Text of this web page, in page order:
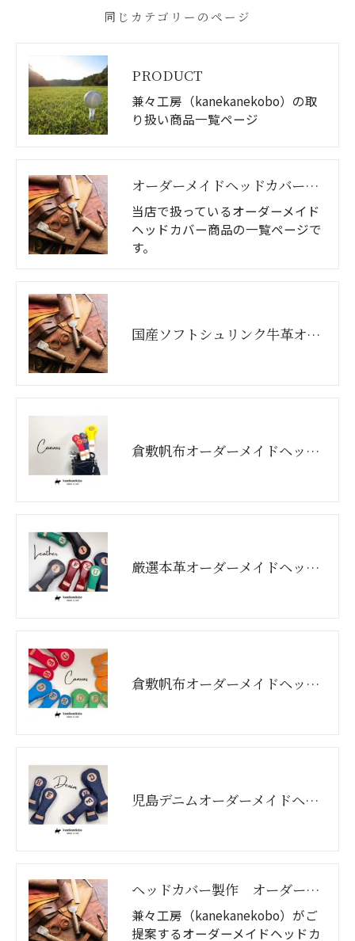
同じカテゴリーのページ
PRODUCT
兼々工房（kanekanekobo）の取
り扱い商品一覧ページ
オーダーメイドヘッドカバー商品一覧
当店で扱っているオーダーメイド
ヘッドカバー商品の一覧ページで
す。
国産ソフトシュリンク牛革オーダーメイドヘッドカバー（バイカラー）
倉敷帆布オーダーメイドヘッドカバー（バイカラー）
厳選本革オーダーメイドヘッドカバー
倉敷帆布オーダーメイドヘッドカバー
児島デニムオーダーメイドヘッドカバー
ヘッドカバー製作 オーダー可能箇所のご案内
兼々工房（kanekanekobo）がご
提案するオーダーメイドヘッドカ